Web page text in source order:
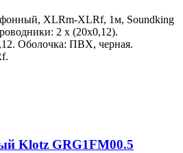
XLRm-XLRf, 1м, Soundking
2 х (20х0,12).
Оболочка: ПВХ, черная.
Klotz GRG1FM00.5